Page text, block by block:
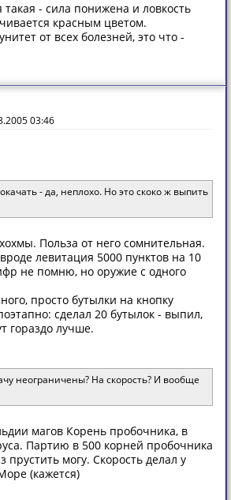
такая - сила понижена и ловкость
красным цветом.
от всех болезней, это что -
03:46
- да, неплохо. Но это скоко ж выпить
Польза от него сомнительная.
левитация 5000 пунктов на 10
не помню, но оружие с одного
просто бутылки на кнопку
сделал 20 бутылок - выпил,
гораздо лучше.
неограничены? На скорость? И вообще
магов Корень пробочника, в
Партию в 500 корней пробочника
прустить могу. Скорость делал у
(кажется)